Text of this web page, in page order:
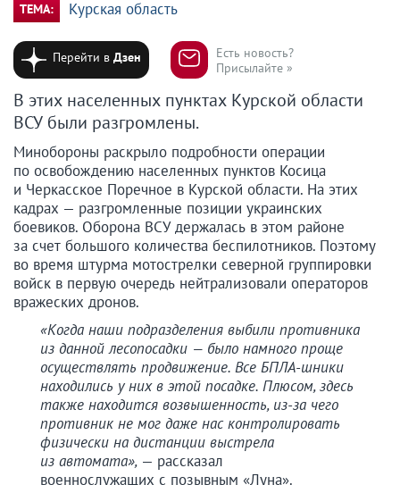
ТЕМА: Курская область
Перейти вДзен
Есть новость?
Присылайте »
В этих населенных пунктах Курской области
ВСУ были разгромлены.
Минобороны раскрыло подробности операции
по освобождению населенных пунктов Косица
и Черкасское Поречное в Курской области. На этих
кадрах — разгромленные позиции украинских
боевиков. Оборона ВСУ держалась в этом районе
за счет большого количества беспилотников. Поэтому
во время штурма мотострелки северной группировки
войск в первую очередь нейтрализовали операторов
вражеских дронов.
«Когда наши подразделения выбили противника
из данной лесопосадки — было намного проще
осуществлять продвижение. Все БПЛА-шники
находились у них в этой посадке. Плюсом, здесь
также находится возвышенность, из-за чего
противник не мог даже нас контролировать
физически на дистанции выстрела
из автомата», — рассказал
военнослужащих с позывным «Луна».